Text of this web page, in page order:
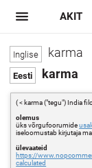
karma
karma
( < karma ("tegu") India
olemus
üks võrgufoorumide
iseloomustab kirjutaja
ülevaateid
https://
calculated
AKIT